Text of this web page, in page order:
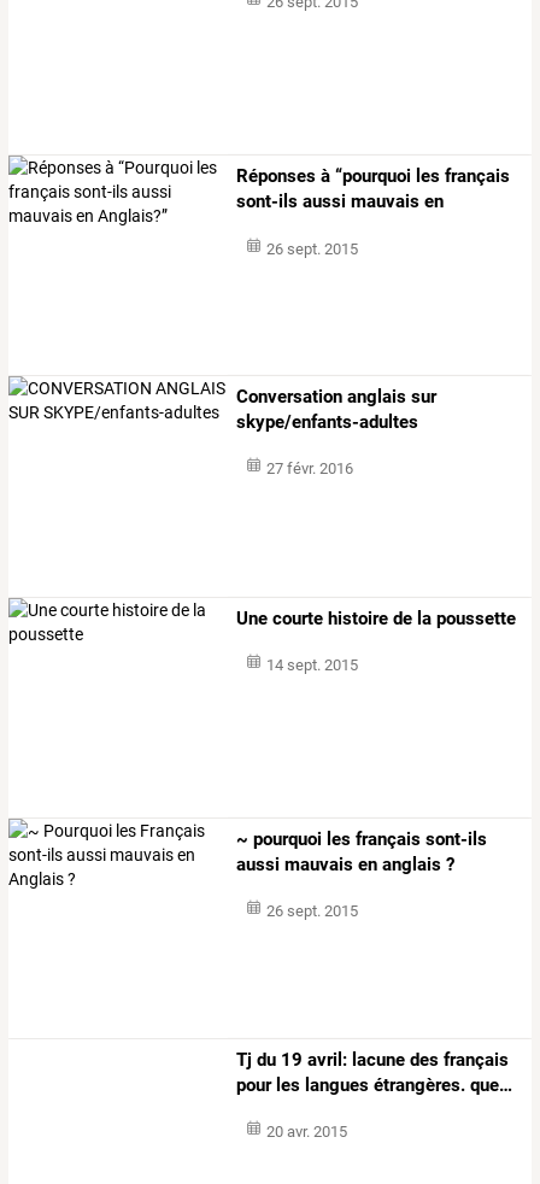
Réponses à “pourquoi les français
sont-ils aussi mauvais en
26 sept. 2015
Conversation anglais sur
skype/enfants-adultes
27 févr. 2016
Une courte histoire de la poussette
14 sept. 2015
~ pourquoi les français sont-ils
aussi mauvais en anglais ?
26 sept. 2015
Tj du 19 avril: lacune des français
pourles langues étrangères. que…
20 avr. 2015